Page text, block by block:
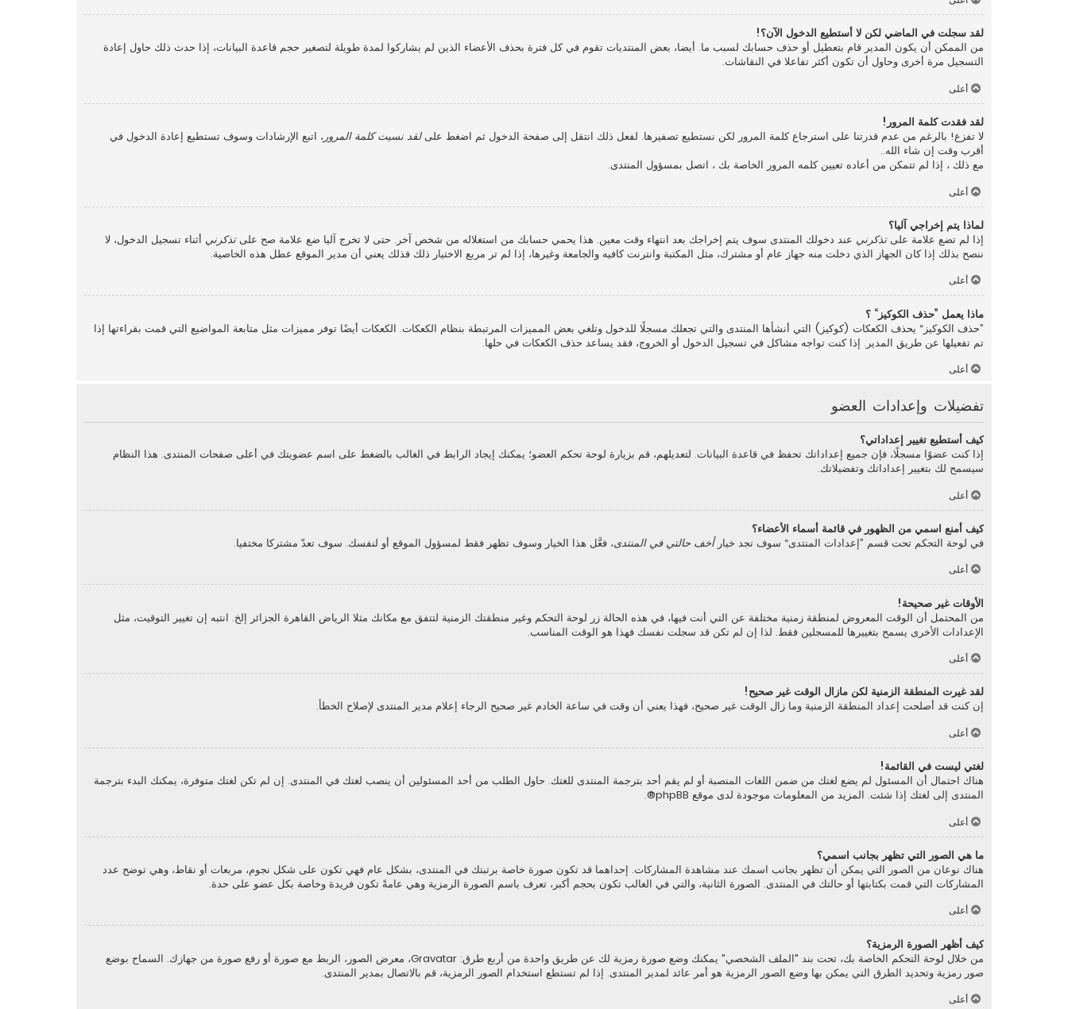
لقد سجلت في الماضي لكن لا أستطيع الدخول الآن؟!
من الممكن أن يكون المدير قام بتعطيل أو حذف حسابك لسبب ما. أيضا، بعض المنتديات تقوم في كل فترة بحذف الأعضاء الذين لم يشاركوا لمدة طويلة لتصغير حجم قاعدة البيانات، إذا حدث ذلك حاول إعادة
التسجيل مرة أخرى وحاول أن تكون أكثر تفاعلا في النقاشات.
أعلى
لقد فقدت كلمة المرور!
لا تفزع! بالرغم من عدم قدرتنا على استرجاع كلمة المرور لكن نستطيع تصفيرها. لفعل ذلك انتقل إلى صفحة الدخول ثم اضغط علىلقد نسيت كلمة المرور ، اتبع الإرشادات وسوف تستطيع إعادة الدخول في
أقرب وقت إن شاء الله..
مع ذلك ، إذا لم تتمكن من أعاده تعيين كلمه المرور الخاصة بك ، اتصل بمسؤول المنتدى.
أعلى
لماذا يتم إخراجي آليا؟
إذا لم تضع علامة علىتذكرني عند دخولك المنتدى سوف يتم إخراجك بعد انتهاء وقت معين. هذا يحمي حسابك من استغلاله من شخص آخر. حتى لا تخرج آليا ضع علامة صح علىتذكرني أثناء تسجيل الدخول، لا
ننصح بذلك إذا كان الجهاز الذي دخلت منه جهاز عام أو مشترك، مثل المكتبة وانترنت كافيه والجامعة وغيرها، إذا لم تر مربع الاختيار ذلك فذلك يعني أن مدير الموقع عطل هذه الخاصية.
أعلى
ماذا يعمل ”حذف الكوكيز“ ؟
”حذف الكوكيز“ يحذف الكعكات (كوكيز) التي أنشأها المنتدى والتي تجعلك مسجلًا للدخول وتلغي بعض المميزات المرتبطة بنظام الكعكات. الكعكات أيضًا توفر مميزات مثل متابعة المواضيع التي قمت بقراءتها إذا
تم تفعيلها عن طريق المدير. إذا كنت تواجه مشاكل في تسجيل الدخول أو الخروج، فقد يساعد حذف الكعكات في حلها.
أعلى
تفضيلات وإعدادات العضو
كيف أستطيع تغيير إعداداتي؟
إذا كنت عضوًا مسجلًا، فإن جميع إعداداتك تحفظ في قاعدة البيانات. لتعديلهم، قم بزيارة لوحة تحكم العضو؛ يمكنك إيجاد الرابط في الغالب بالضغط على اسم عضويتك في أعلى صفحات المنتدى. هذا النظام
سيسمح لك بتغيير إعداداتك وتفضيلاتك.
أعلى
كيف أمنع اسمي من الظهور في قائمة أسماء الأعضاء؟
في لوحة التحكم تحت قسم ”إعدادات المنتدى“ سوف تجد خيارأخف حالتي في المنتدى، فعَّل هذا الخيار وسوف تظهر فقط لمسؤول الموقع أو لنفسك. سوف تعدّ مشتركا مختفيا.
أعلى
الأوقات غير صحيحة!
من المحتمل أن الوقت المعروض لمنطقة زمنية مختلفة عن التي أنت فيها، في هذه الحالة زر لوحة التحكم وغير منطقتك الزمنية لتتفق مع مكانك مثلا الرياض القاهرة الجزائر إلخ. انتبه إن تغيير التوقيت، مثل
الإعدادات الأخرى يسمح بتغييرها للمسجلين فقط. لذا إن لم تكن قد سجلت نفسك فهذا هو الوقت المناسب.
أعلى
لقد غيرت المنطقة الزمنية لكن مازال الوقت غير صحيح!
إن كنت قد أصلحت إعداد المنطقة الزمنية وما زال الوقت غير صحيح، فهذا يعني أن وقت في ساعة الخادم غير صحيح الرجاء إعلام مدير المنتدى لإصلاح الخطأ.
أعلى
لغتي ليست في القائمة!
هناك احتمال أن المسئول لم يضع لغتك من ضمن اللغات المنصبة أو لم يقم أحد بترجمة المنتدى للغتك. حاول الطلب من أحد المسئولين أن ينصب لغتك في المنتدى. إن لم تكن لغتك متوفرة، يمكنك البدء بترجمة
المنتدى إلى لغتك إذا شئت. المزيد من المعلومات موجودة لدى موقع phpBB
®.
أعلى
ما هي الصور التي تظهر بجانب اسمي؟
هناك نوعان من الصور التي يمكن أن تظهر بجانب اسمك عند مشاهدة المشاركات. إحداهما قد تكون صورة خاصة برتبتك في المنتدى، بشكل عام فهي تكون على شكل نجوم، مربعات أو نقاط، وهي توضح عدد
المشاركات التي قمت بكتابتها أو حالتك في المنتدى. الصورة الثانية، والتي في الغالب تكون بحجم أكبر، تعرف باسم الصورة الرمزية وهي عامةً تكون فريدة وخاصة بكل عضو على حدة.
أعلى
كيف أظهر الصورة الرمزية؟
من خلال لوحة التحكم الخاصة بك، تحت بند "الملف الشخصي" يمكنك وضع صورة رمزية لك عن طريق واحدة من أربع طرق: Gravatar، معرض الصور، الربط مع صورة أو رفع صورة من جهازك. السماح بوضع
صور رمزية وتحديد الطرق التي يمكن بها وضع الصور الرمزية هو أمر عائد لمدير المنتدى. إذا لم تستطع استخدام الصور الرمزية، قم بالاتصال بمدير المنتدى.
أعلى